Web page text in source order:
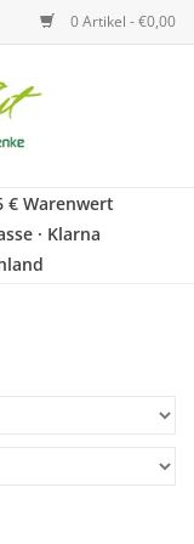
0 Artikel - €0,00
€ Warenwert
· Klarna